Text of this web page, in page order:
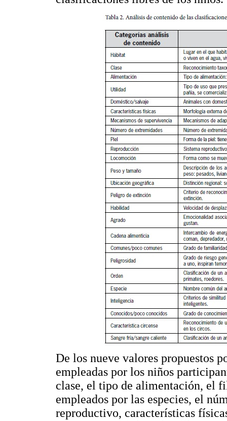
De los nueve valores propuestos
empleadas por los niños
clase, el tipo de alimentación, el
empleados por las especies, el
reproductivo, características